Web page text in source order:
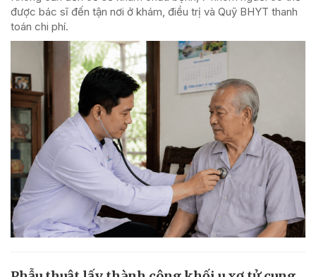
được bác sĩ đến tận nơi ở khám, điều trị và Quỹ BHYT thanh
toán chi phí.